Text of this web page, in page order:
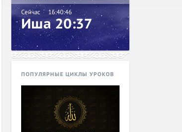
Сейчас 16:40:47
Иша 20:37
ПОПУЛЯРНЫЕ ЦИКЛЫ УРОКОВ